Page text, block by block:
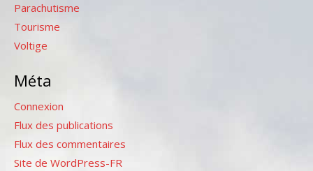
Parachutisme
Tourisme
Voltige
Méta
Connexion
Flux des publications
Flux des commentaires
Site de WordPress-FR